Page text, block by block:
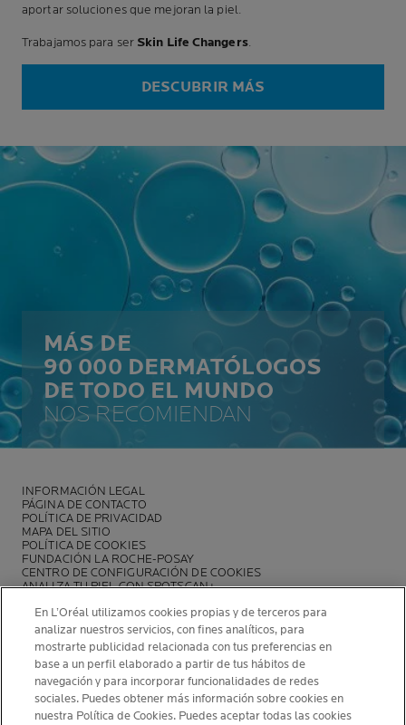
aportar soluciones que mejoran la piel.
Trabajamos para ser Skin Life Changers.
DESCUBRIR MÁS
MÁS DE
90 000 DERMATÓLOGOS
DE TODO EL MUNDO
NOS RECOMIENDAN
INFORMACIÓN LEGAL
PÁGINA DE CONTACTO
POLÍTICA DE PRIVACIDAD
MAPA DEL SITIO
POLÍTICA DE COOKIES
FUNDACIÓN LA ROCHE-POSAY
CENTRO DE CONFIGURACIÓN DE COOKIES
ANALIZA TU PIEL CON SPOTSCAN+
NEWSLETTER
INFORMACIÓN DEL FABRICANTE
En L’Oréal utilizamos cookies propias y de terceros para
analizar nuestros servicios, con fines analíticos, para
mostrarte publicidad relacionada con tus preferencias en
base a un perfil elaborado a partir de tus hábitos de
navegación y para incorporar funcionalidades de redes
sociales. Puedes obtener más información sobre cookies en
nuestra Política de Cookies. Puedes aceptar todas las cookies